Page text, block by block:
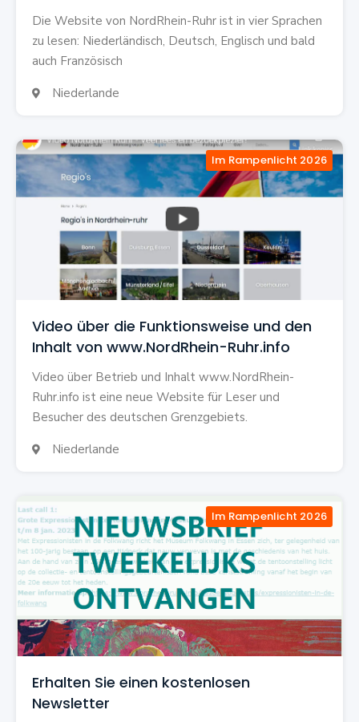
Die Website von NordRhein-Ruhr ist in vier Sprachen
zu lesen: Niederländisch, Deutsch, Englisch und bald
auch Französisch
 Niederlande
Im Rampenlicht 2026
Video über die Funktionsweise und den
Inhalt von www.NordRhein-Ruhr.info
Video über Betrieb und Inhalt www.NordRhein-
Ruhr.info ist eine neue Website für Leser und
Besucher des deutschen Grenzgebiets.
 Niederlande
Im Rampenlicht 2026
Erhalten Sie einen kostenlosen
Newsletter